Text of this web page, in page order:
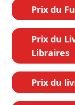
Prix du
Prix du
Libraires
Prix du